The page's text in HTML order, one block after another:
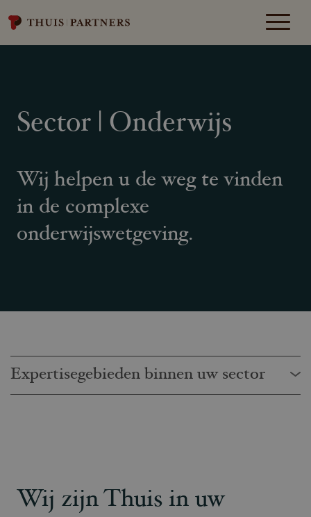
Sector | Onderwijs
Wij helpen u de weg te vinden
in de complexe
onderwijswetgeving.
Expertisegebieden binnen uw sector
Wij zijn Thuis in uw